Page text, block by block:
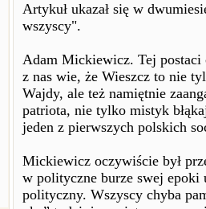
Artykuł ukazał się w
wszyscy".
Adam Mickiewicz. Tej postaci
z nas wie, że Wieszcz to nie
Wajdy, ale też namiętnie
patriota, nie tylko mistyk
jeden z pierwszych polskich
Mickiewicz oczywiście był
w polityczne burze swej epoki
polityczny. Wszyscy chyba